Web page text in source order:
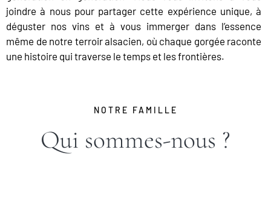
joindre à nous pour partager cette expérience unique, à
déguster nos vins et à vous immerger dans l’essence
même de notre terroir alsacien, où chaque gorgée raconte
une histoire qui traverse le temps et les frontières.
NOTRE FAMILLE
Qui sommes-nous ?